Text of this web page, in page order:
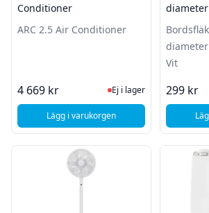
Conditioner
ARC 2.5 Air Conditioner
4 669 kr Ej i lager, besök
Ej i lager
Lägg i varukorgen, Andersson ARC 2.5 Air
Vit
299 kr